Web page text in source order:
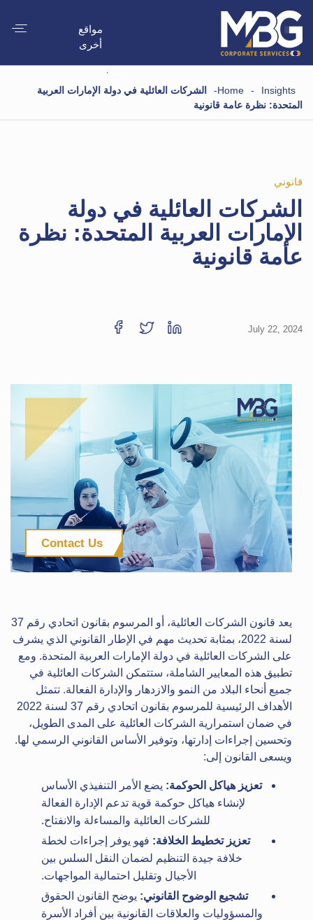
مواقع
أخرى
Home - Insights
-
الشركات العائلية في دولة الإمارات العربية
المتحدة: نظرة عامة قانونية
قانوني
الشركات العائلية في دولة
الإمارات العربية المتحدة: نظرة
عامة قانونية
July 22, 2024
Contact Us
يعد قانون الشركات العائلية، أو المرسوم بقانون اتحادي رقم 37
لسنة 2022، بمثابة تحديث مهم في الإطار القانوني الذي يشرف
على الشركات العائلية في دولة الإمارات العربية المتحدة. ومع
تطبيق هذه المعايير الشاملة، ستتمكن الشركات العائلية في
جميع أنحاء البلاد من النمو والازدهار والإدارة الفعالة. تتمثل
الأهداف الرئيسية للمرسوم بقانون اتحادي رقم 37 لسنة 2022
في ضمان استمرارية الشركات العائلية على المدى الطويل،
وتحسين إجراءات إدارتها، وتوفير الأساس القانوني الرسمي لها.
ويسعى القانون إلى:
تعزيز هياكل الحوكمة: يضع الأمر التنفيذي الأساس
لإنشاء هياكل حوكمة قوية تدعم الإدارة الفعالة
للشركات العائلية والمساءلة والانفتاح.
تعزيز تخطيط الخلافة: فهو يوفر إجراءات لخطة
خلافة جيدة التنظيم لضمان النقل السلس بين
الأجيال وتقليل احتمالية المواجهات.
تشجيع الوضوح القانوني: يوضح القانون الحقوق
والمسؤوليات والعلاقات القانونية بين أفراد الأسرة